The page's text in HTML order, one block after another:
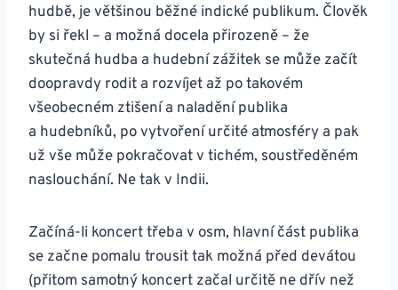
hudbě, je většinou běžné indické publikum. Člověk
by si řekl – a možná docela přirozeně – že
skutečná hudba a hudební zážitek se může začít
doopravdy rodit a rozvíjet až po takovém
všeobecném ztišení a naladění publika
a hudebníků, po vytvoření určité atmosféry a pak
už vše může pokračovat v tichém, soustředěném
naslouchání. Ne tak v Indii.
Začíná-li koncert třeba v osm, hlavní část publika
se začne pomalu trousit tak možná před devátou
(přitom samotný koncert začal určitě ne dřív než